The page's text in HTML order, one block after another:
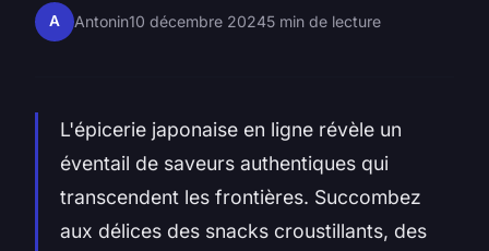
A Antonin10 décembre 20245 min de lecture
L'épicerie japonaise en ligne révèle un
éventail de saveurs authentiques qui
transcendent les frontières. Succombez
aux délices des snacks croustillants, des